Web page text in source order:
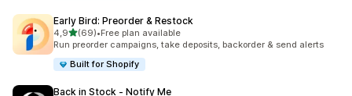
Early Bird: Preorder & Restock
4,9de 5 estrelas
(69)
69 total de avaliações
•Free plan available
Run preorder campaigns, take deposits, backorder & send alerts
Built for Shopify
Back in Stock ‑ Notify Me